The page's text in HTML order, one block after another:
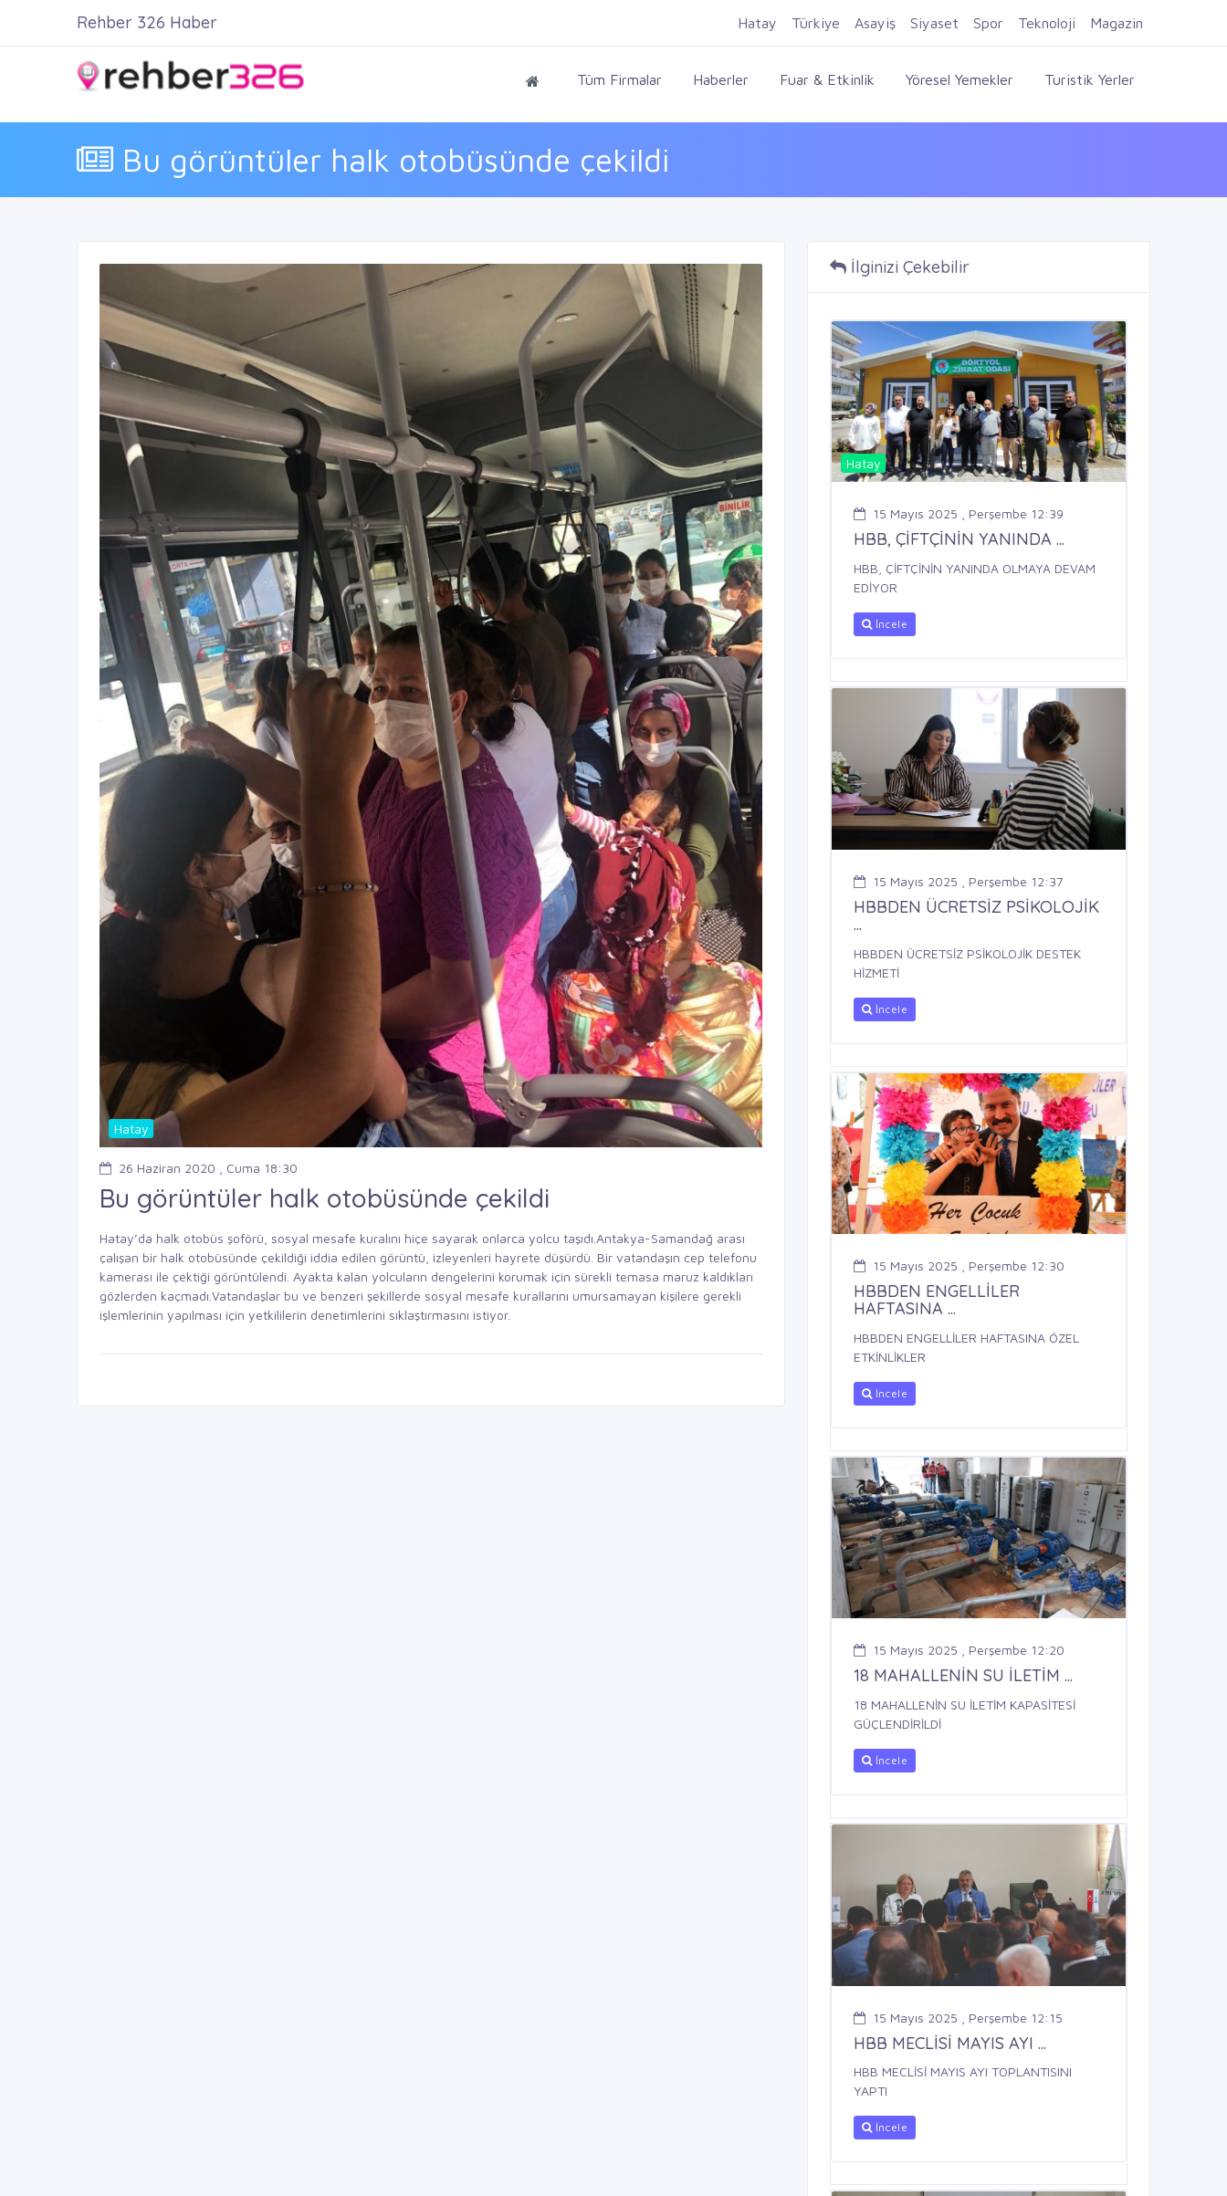
Firma Ekle Kayıt Ol Giriş Yap
Tüm Firmalar Haberler Fuar & Etkinlik Yöresel Yemekler Turistik Yerler
Bu görüntüler halk otobüsünde çekildi
Rehber 326 Haber Hatay Türkiye Asayiş Siyaset Spor Teknoloji Magazin
Hatay
26 Haziran 2020 , Cuma 18:30
Bu görüntüler halk otobüsünde çekildi
Hatay’da halk otobüs şoförü, sosyal mesafe kuralını hiçe sayarak onlarca yolcu taşıdı.Antakya-Samandağ arası
çalışan bir halk otobüsünde çekildiği iddia edilen görüntü, izleyenleri hayrete düşürdü. Bir vatandaşın cep telefonu
kamerası ile çektiği görüntülendi. Ayakta kalan yolcuların dengelerini korumak için sürekli temasa maruz kaldıkları
gözlerden kaçmadı.Vatandaşlar bu ve benzeri şekillerde sosyal mesafe kurallarını umursamayan kişilere gerekli
işlemlerinin yapılması için yetkililerin denetimlerini sıklaştırmasını istiyor.
İlginizi Çekebilir
Hatay
15 Mayıs 2025 , Perşembe 12:39
HBB, ÇİFTÇİNİN YANINDA ...
HBB, ÇİFTÇİNİN YANINDA OLMAYA DEVAM
EDİYOR
İncele
15 Mayıs 2025 , Perşembe 12:37
HBBDEN ÜCRETSİZ PSİKOLOJİK
...
HBBDEN ÜCRETSİZ PSİKOLOJİK DESTEK
HİZMETİ
İncele
15 Mayıs 2025 , Perşembe 12:30
HBBDEN ENGELLİLER
HAFTASINA ...
HBBDEN ENGELLİLER HAFTASINA ÖZEL
ETKİNLİKLER
İncele
15 Mayıs 2025 , Perşembe 12:20
18 MAHALLENİN SU İLETİM ...
18 MAHALLENİN SU İLETİM KAPASİTESİ
GÜÇLENDİRİLDİ
İncele
15 Mayıs 2025 , Perşembe 12:15
HBB MECLİSİ MAYIS AYI ...
HBB MECLİSİ MAYIS AYI TOPLANTISINI
YAPTI
İncele